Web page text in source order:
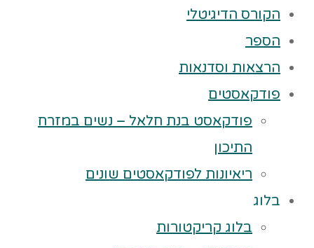
הקורס הדיגיטלי
הספר
הרצאות וסדנאות
פודקאסטים
פודקאסט בנת חלאל – נשים במזרח
התיכון
ריאיונות לפודקאסטים שונים
בלוג
בלוג קריקטורות